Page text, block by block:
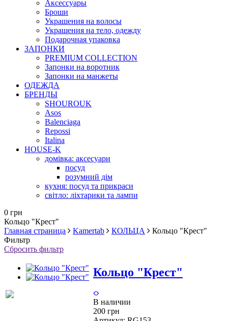
Аксессуары
Броши
Украшения на волосы
Украшения на тело, одежду
Подарочная упаковка
ЗАПОНКИ
PREMIUM COLLECTION
Запонки на воротник
Запонки на манжеты
ОДЕЖДА
БРЕНДЫ
SHOUROUK
Asos
Balenciaga
Repossi
Italina
HOUSE-K
домівка: аксесуари
посуд
розумний дім
кухня: посуд та прикраси
світло: ліхтарики та лампи
0 грн
Кольцо "Крест"
Главная страница
Kamertab КОЛЬЦА
Кольцо "Крест"
Фильтр
Сбросить фильтр
Кольцо "Крест"
В наличии
200 грн